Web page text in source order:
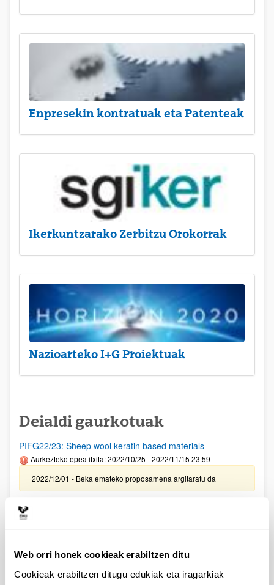
Web orri honek cookieak erabiltzen ditu
Cookieak erabiltzen ditugu edukiak eta iragarkiak
Enpresekin kontratuak eta Patenteak
Ikerkuntzarako Zerbitzu Orokorrak
Nazioarteko I+G Proiektuak
Deialdi gaurkotuak
PIFG22/23: Sheep wool keratin based materials
Aurkezteko epea itxita: 2022/10/25 - 2022/11/15 23:59
2022/12/01 - Beka emateko proposamena argitaratu da
PIFG22/25: “Superconducting circuits”
PIFG22/24: “Optical fiber sensors"
Aurkezteko epea itxita: 2022/10/27 - 2022/11/18 23:59